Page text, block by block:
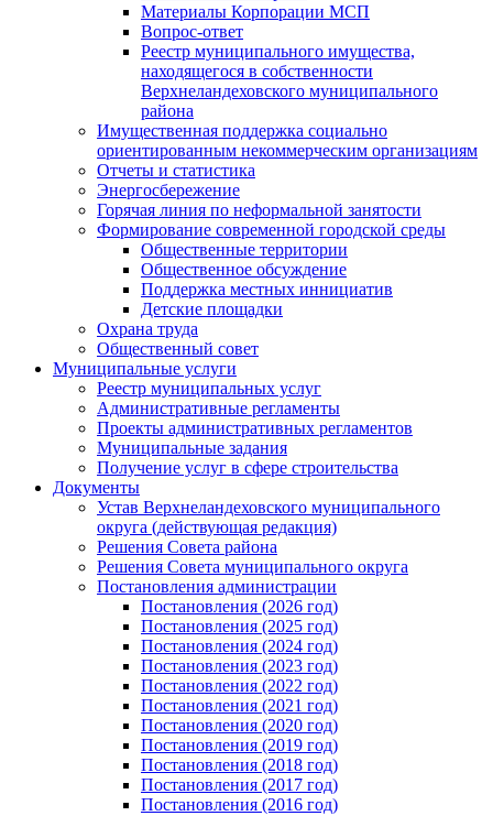
Материалы Корпорации МСП
Вопрос-ответ
Реестр муниципального имущества,
находящегося в собственности
Верхнеландеховского муниципального
района
Имущественная поддержка социально
ориентированным некоммерческим организациям
Отчеты и статистика
Энергосбережение
Горячая линия по неформальной занятости
Формирование современной городской среды
Общественные территории
Общественное обсуждение
Поддержка местных иннициатив
Детские площадки
Охрана труда
Общественный совет
Муниципальные услуги
Реестр муниципальных услуг
Административные регламенты
Проекты административных регламентов
Муниципальные задания
Получение услуг в сфере строительства
Документы
Устав Верхнеландеховского муниципального
округа (действующая редакция)
Решения Совета района
Решения Совета муниципального округа
Постановления администрации
Постановления (2026 год)
Постановления (2025 год)
Постановления (2024 год)
Постановления (2023 год)
Постановления (2022 год)
Постановления (2021 год)
Постановления (2020 год)
Постановления (2019 год)
Постановления (2018 год)
Постановления (2017 год)
Постановления (2016 год)